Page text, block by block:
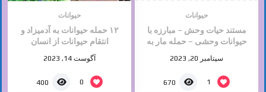
حیوانات
مستند حیات وحش – مبارزه با
حیوانات وحشی – حمله مار به
سپتامبر 20, 2023
1
670
حیوانات
۱۲ حمله حیوانات به آدمیزاد و
انتقام حیوانات از انسان
آگوست 14, 2023
0
400